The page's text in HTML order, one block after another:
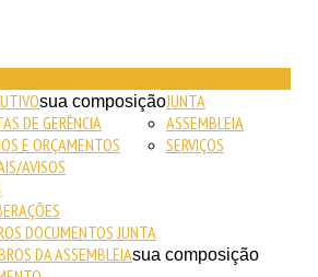
JUNTA
sua composição
DE GERÊNCIA
E ORÇAMENTOS
AVISOS
DOCUMENTOS JUNTA
ASSEMBLEIA
DA ASSEMBLEIAsua composição
SERVIÇOS